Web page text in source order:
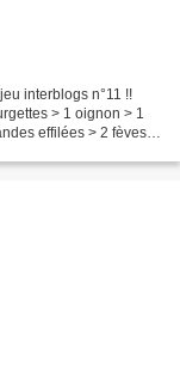
interblogs n°11 !!
> 1 oignon > 1
effilées > 2 fèves